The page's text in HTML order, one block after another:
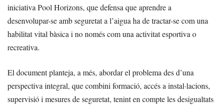
iniciativa Pool Horizons, que defensa que aprendre a
desenvolupar-se amb seguretat a l’aigua ha de tractar-se com una
habilitat vital bàsica i no només com una activitat esportiva o
recreativa.
El document planteja, a més, abordar el problema des d’una
perspectiva integral, que combini formació, accés a instal·lacions,
supervisió i mesures de seguretat, tenint en compte les desigualtats